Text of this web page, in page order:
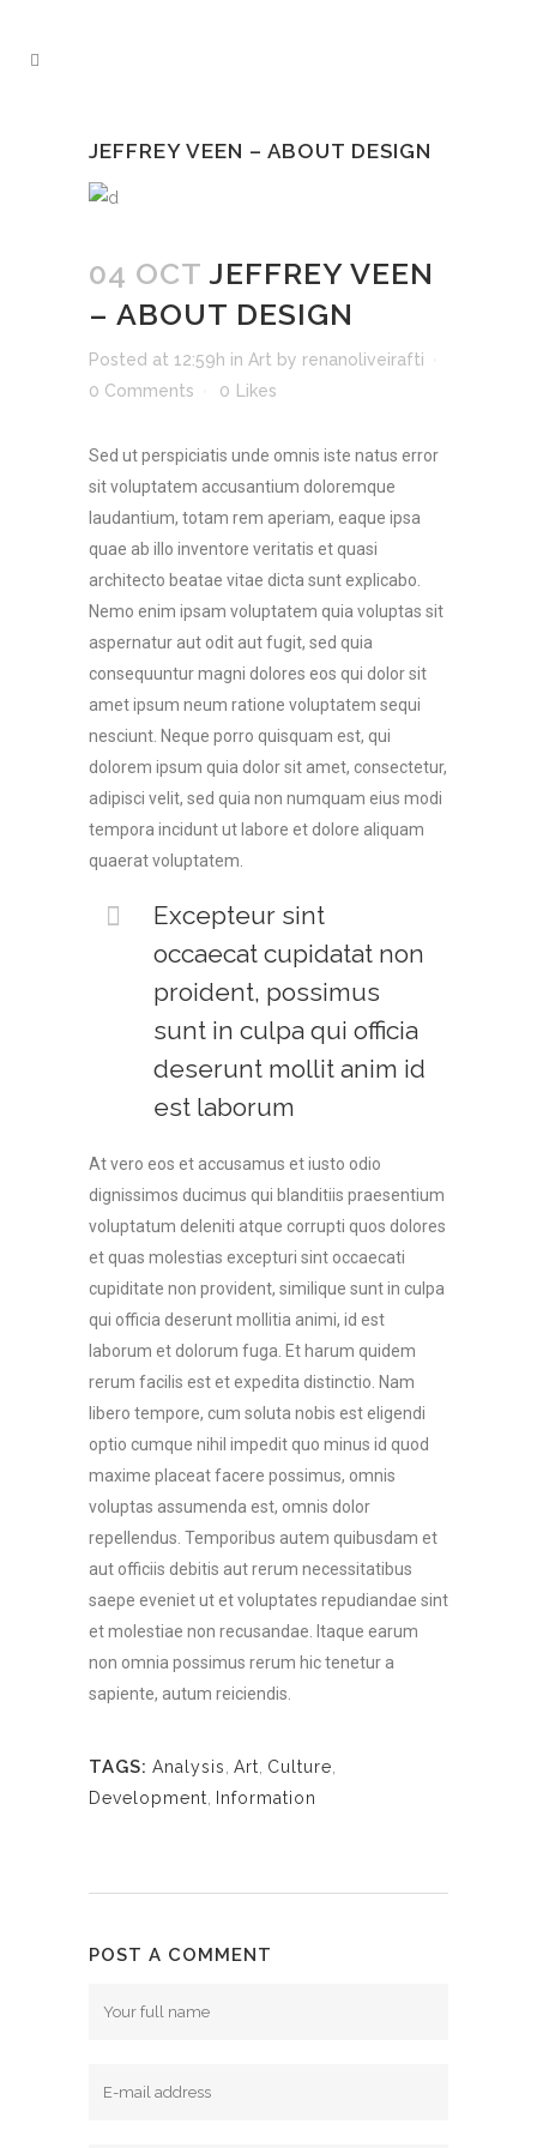
JEFFREY VEEN – ABOUT DESIGN
04 OCT JEFFREY VEEN
– ABOUT DESIGN
Posted at 12:59h in Art by renanoliveirafti
0 Comments
0 Likes
Sed ut perspiciatis unde omnis iste natus error
sit voluptatem accusantium doloremque
laudantium, totam rem aperiam, eaque ipsa
quae ab illo inventore veritatis et quasi
architecto beatae vitae dicta sunt explicabo.
Nemo enim ipsam voluptatem quia voluptas sit
aspernatur aut odit aut fugit, sed quia
consequuntur magni dolores eos qui dolor sit
amet ipsum neum ratione voluptatem sequi
nesciunt. Neque porro quisquam est, qui
dolorem ipsum quia dolor sit amet, consectetur,
adipisci velit, sed quia non numquam eius modi
tempora incidunt ut labore et dolore aliquam
quaerat voluptatem.
Excepteur sint
occaecat cupidatat non
proident, possimus
sunt in culpa qui officia
deserunt mollit anim id
est laborum
At vero eos et accusamus et iusto odio
dignissimos ducimus qui blanditiis praesentium
voluptatum deleniti atque corrupti quos dolores
et quas molestias excepturi sint occaecati
cupiditate non provident, similique sunt in culpa
qui officia deserunt mollitia animi, id est
laborum et dolorum fuga. Et harum quidem
rerum facilis est et expedita distinctio. Nam
libero tempore, cum soluta nobis est eligendi
optio cumque nihil impedit quo minus id quod
maxime placeat facere possimus, omnis
voluptas assumenda est, omnis dolor
repellendus. Temporibus autem quibusdam et
aut officiis debitis aut rerum necessitatibus
saepe eveniet ut et voluptates repudiandae sint
et molestiae non recusandae. Itaque earum
non omnia possimus rerum hic tenetur a
sapiente, autum reiciendis.
TAGS: Analysis Art Culture
Development
Information
POST A COMMENT